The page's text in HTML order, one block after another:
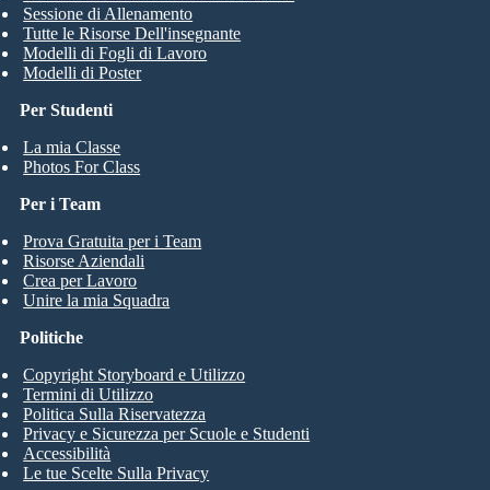
Per Studenti
La mia Classe
Photos For Class
Sessione di Allenamento
Tutte le Risorse Dell'insegnante
Modelli di Fogli di Lavoro
Modelli di Poster
Per i Team
Prova Gratuita per i Team
Risorse Aziendali
Crea per Lavoro
Unire la mia Squadra
Politiche
Copyright Storyboard e Utilizzo
Termini di Utilizzo
Politica Sulla Riservatezza
Privacy e Sicurezza per Scuole e Studenti
Accessibilità
Le tue Scelte Sulla Privacy